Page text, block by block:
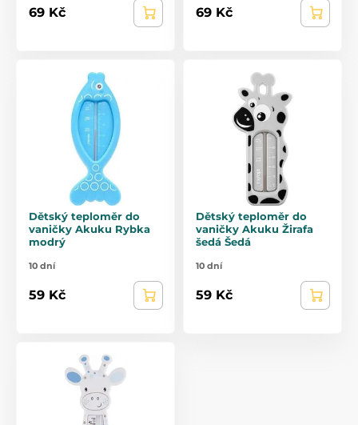
69 Kč 69 Kč
Dětský teploměr do
vaničky Akuku Rybka
modrý
10 dní
59 Kč
Dětský teploměr do
vaničky Akuku Žirafa
šedá Šedá
10 dní
59 Kč